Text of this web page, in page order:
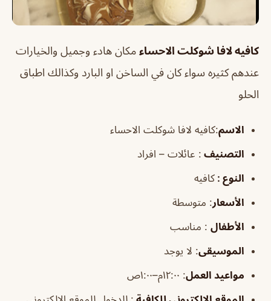
كافيه لافا شوكلت الاحساء مكان هادء وجميل والخيارات
عندهم كثيره سواء كان في الساخن او البارد وكذالك اطباق
الحلو
الاسم:كافيه لافا شوكلت الاحساء
التصنيف : عائلات – افراد
النوع : كافيه
الأسعار: متوسطة
الأطفال : مناسب
الموسيقى: لا يوجد
مواعيد العمل: ١٢:٠٠م–١:٠٠ص